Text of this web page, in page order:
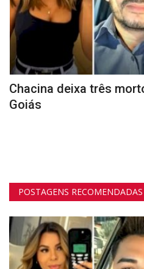
Chacina deixa três
Goiás
POSTAGENS RECOMENDADAS